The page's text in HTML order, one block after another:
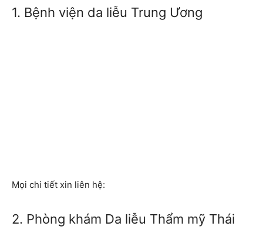
1. Bệnh viện da liễu Trung Ương
Mọi chi tiết xin liên hệ:
2. Phòng khám Da liễu Thẩm mỹ Thái